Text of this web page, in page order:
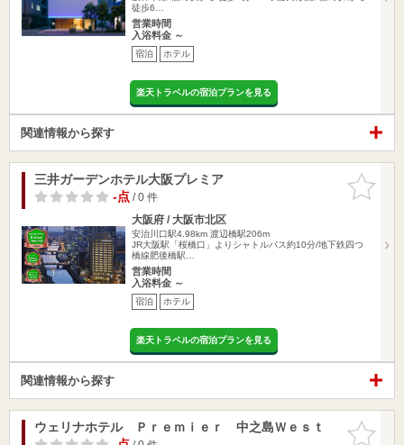
徒歩6…
営業時間
入浴料金 ～
宿泊 ホテル
楽天トラベルの宿泊プランを見る
関連情報から探す
お気に入
りに追加
三井ガーデンホテル大阪プレミア
-点/ 0 件
大阪府 / 大阪市北区
安治川口駅4.98km 渡辺橋駅206m
JR大阪駅「桜橋口」よりシャトルバス約10分/地下鉄四つ
橋線肥後橋駅…
営業時間
入浴料金 ～
宿泊 ホテル
楽天トラベルの宿泊プランを見る
関連情報から探す
お気に入
りに追加
ウェリナホテル Ｐｒｅｍｉｅｒ 中之島Ｗｅｓｔ